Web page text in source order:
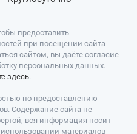
предоставить
при посещении сайта
сайтом, вы даёте согласие
персональных данных.
здесь.
по предоставлению
Содержание сайта не
вся информация носит
материалов